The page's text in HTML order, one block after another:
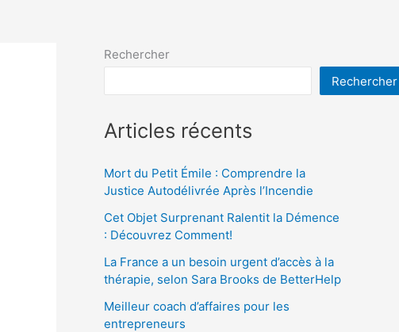
Rechercher
Rechercher
Articles récents
Mort du Petit Émile : Comprendre la
Justice Autodélivrée Après l’Incendie
Cet Objet Surprenant Ralentit la Démence
: Découvrez Comment!
La France a un besoin urgent d’accès à la
thérapie, selon Sara Brooks de BetterHelp
Meilleur coach d’affaires pour les
entrepreneurs